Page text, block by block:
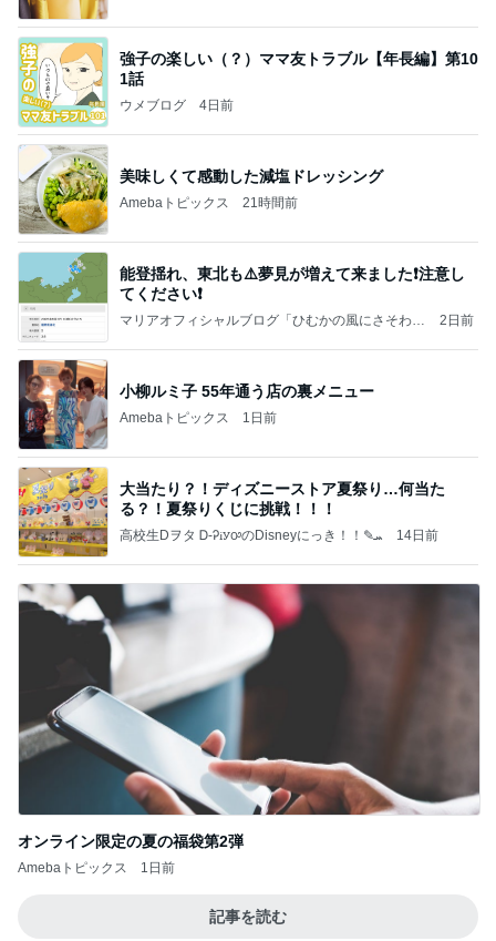
強子の楽しい（？）ママ友トラブル【年長編】第10
1話
ウメブログ 4日前
美味しくて感動した減塩ドレッシング
Amebaトピックス 21時間前
能登揺れ、東北も⚠️夢見が増えて来ました❗️注意し
てください❗️
マリアオフィシャルブログ「ひむかの風にさそわれ
2日前
小柳ルミ子 55年通う店の裏メニュー
Amebaトピックス 1日前
大当たり？！ディズニーストア夏祭り…何当た
る？！夏祭りくじに挑戦！！！
高校生Dヲタ Ꭰ-ᎮꭵꭹꭴのDisneyにっき！！✎ܚ 14日前
オンライン限定の夏の福袋第2弾
Amebaトピックス 1日前
記事を読む